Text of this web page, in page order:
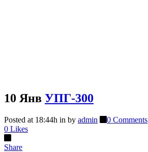
10 Янв УПГ-300
Posted at 18:44h in by admin
0 Comments
0 Likes
Share